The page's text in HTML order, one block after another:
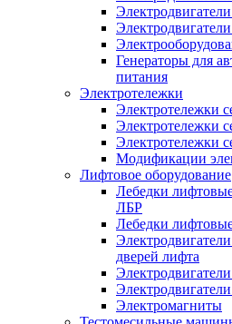
Генераторы для
питания
Электротележки
Электротележки
Электротележки
Электротележки
Модификации
Лифтовое оборудование
Лебедки
ЛБР
Лебедки
дверей лифта
Электромагниты